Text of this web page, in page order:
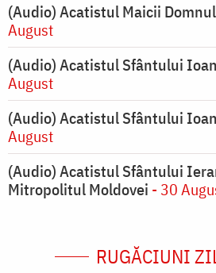
(Audio) Acatistul Maicii
August
(Audio) Acatistul Sfântului
August
(Audio) Acatistul Sfântului
August
(Audio) Acatistul Sfântului
Mitropolitul Moldovei - 30
RUGĂCIUNI